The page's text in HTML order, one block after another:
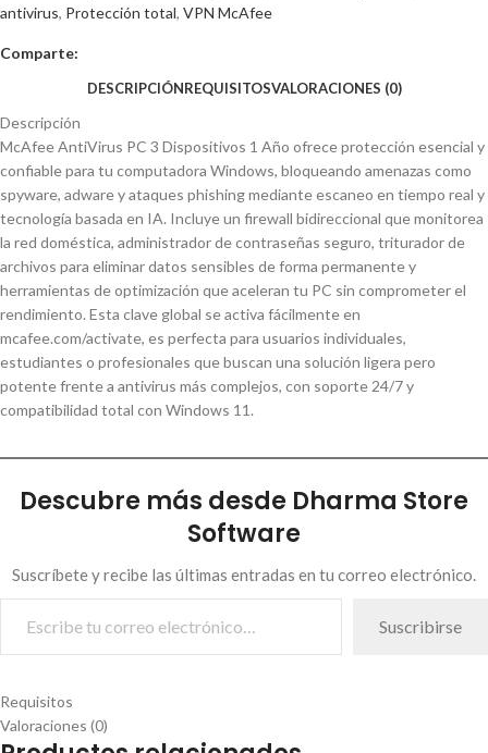
antivirus, Protección total, VPN McAfee
Comparte:
DESCRIPCIÓNREQUISITOSVALORACIONES (0)
Descripción
McAfee AntiVirus PC 3 Dispositivos 1 Año ofrece protección esencial y
confiable para tu computadora Windows, bloqueando amenazas como
spyware, adware y ataques phishing mediante escaneo en tiempo real y
tecnología basada en IA. Incluye un firewall bidireccional que monitorea
la red doméstica, administrador de contraseñas seguro, triturador de
archivos para eliminar datos sensibles de forma permanente y
herramientas de optimización que aceleran tu PC sin comprometer el
rendimiento. Esta clave global se activa fácilmente en
mcafee.com/activate, es perfecta para usuarios individuales,
estudiantes o profesionales que buscan una solución ligera pero
potente frente a antivirus más complejos, con soporte 24/7 y
compatibilidad total con Windows 11.
Descubre más desde Dharma Store
Software
Suscríbete y recibe las últimas entradas en tu correo electrónico.
Suscribirse
Requisitos
Valoraciones (0)